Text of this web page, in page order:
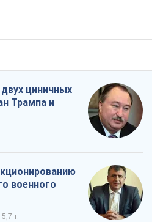
циничных
Трампа и
военного
т.